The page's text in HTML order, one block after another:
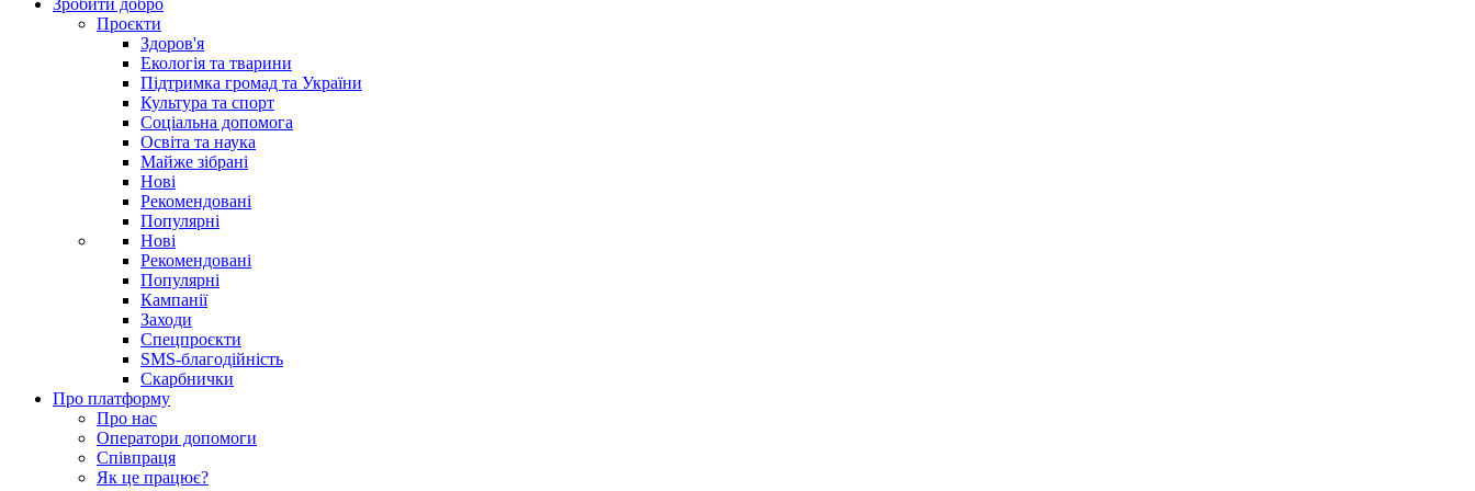
Зробити добро
Проєкти
Здоров'я
Екологія та тварини
Підтримка громад та України
Культура та спорт
Соціальна допомога
Освіта та наука
Майже зібрані
Нові
Рекомендовані
Популярні
Нові
Рекомендовані
Популярні
Кампанії
Заходи
Спецпроєкти
SMS-благодійність
Скарбнички
Про платформу
Про нас
Оператори допомоги
Співпраця
Як це працює?